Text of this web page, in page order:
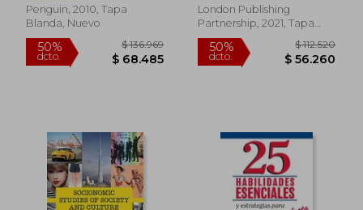
Penguin, 2010, Tapa
Blanda, Nuevo
London Publishing
Partnership, 2021, Tapa
Blanda, Nuevo